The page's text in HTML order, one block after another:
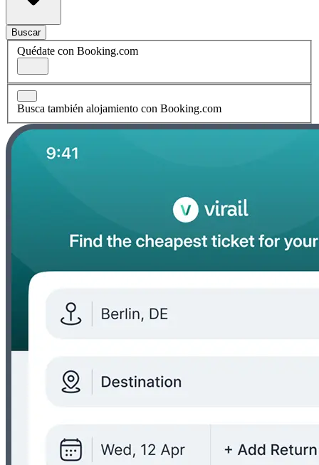
Buscar
Quédate con Booking.com
Busca también alojamiento con Booking.com